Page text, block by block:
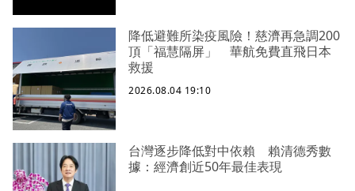
降低避難所染疫風險！慈濟再急調200
頂「福慧隔屏」 華航免費直飛日本
救援
2026.08.04 19:10
台灣逐步降低對中依賴 賴清德秀數
據：經濟創近50年最佳表現